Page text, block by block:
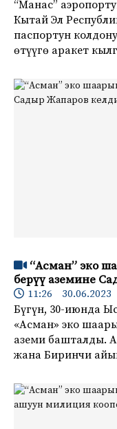
“Манас”
Кытай Эл
паспортун
өтүүгө аракет
“Асман” эко
берүү аземине
11:26 30.06.2023
Бүгүн, 30-июнда
«Асман» эко
аземи башталды.
жана Биринчи